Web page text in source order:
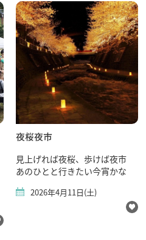
夜桜夜市
見上げれば夜桜、歩けば夜市
あのひとと行きたい今宵かな
2026年4月11日(土)